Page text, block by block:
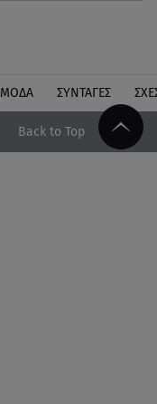
ΜΟΔΑ ΣΥΝΤΑΓΕΣ
Back to Top